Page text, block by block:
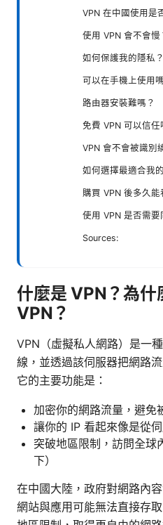
VPN 在中國使用是
使用 VPN 會不會慢
如何保護我的隱私？
可以在手機上使用
路由器安裝難嗎？
免費 VPN 可以信任
VPN 會不會被識別
如何選擇最適合我
購買 VPN 後多久能
使用 VPN 是否需要
Sources:
什麼是 VPN？為什
VPN？
VPN（虛擬私人網路）是一
線，並透過該伺服器把網路
它的主要功能是：
加密你的網路流量，避免
讓你的 IP 看起來像是從
突破地區限制，訪問全球
下）
在中國大陸，政府對網路內
網站與應用可能無法直接存